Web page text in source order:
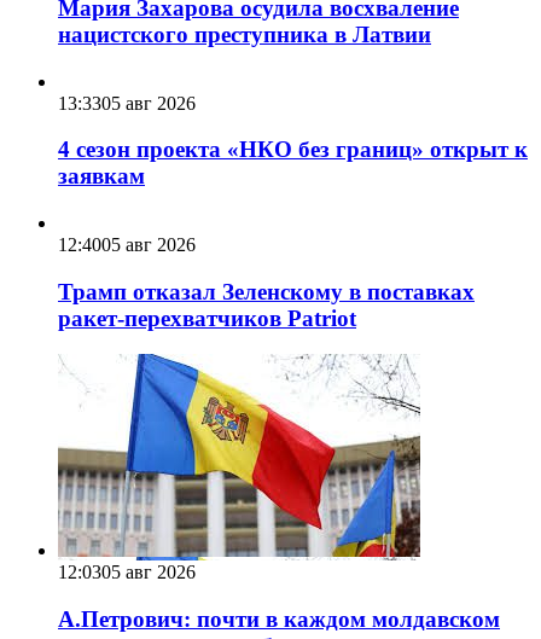
Мария Захарова осудила восхваление
нацистского преступника в Латвии
13:3305 авг 2026
4 сезон проекта «НКО без границ» открыт к
заявкам
12:4005 авг 2026
Трамп отказал Зеленскому в поставках
ракет-перехватчиков Patriot
12:0305 авг 2026
А.Петрович: почти в каждом молдавском